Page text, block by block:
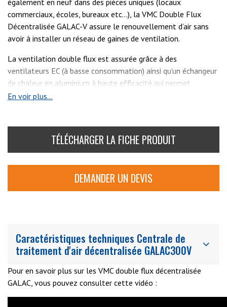
également en neuf dans des pièces uniques (locaux
commerciaux, écoles, bureaux etc…), la VMC Double Flux
Décentralisée GALAC-V assure le renouvellement d’air sans
avoir à installer un réseau de gaines de ventilation.
La ventilation double flux est assurée grâce à des
ventilateurs EC (à basse consommation) ainsi qu’un échangeur
de chaleur en aluminium à haute efficacité qui permet
d’assurer un rendement exceptionnel. Ainsi, en hiver, la
Dotée d’un by-pass ainsi que d’une batterie de préchauffage
de série, il est également possible d’ajouter en option une
batterie post-chauffage électrique ainsi que des sondes CO²,
d’humidité et de composés organiques volatiles (COV). Il
En voir plus...
TÉLÉCHARGER LA FICHE PRODUIT
DEMANDER UN DEVIS
Caractéristiques techniques Centrale de
traitement d'air décentralisée GALAC300V
Pour en savoir plus sur les VMC double flux décentralisée
GALAC, vous pouvez consulter cette vidéo :